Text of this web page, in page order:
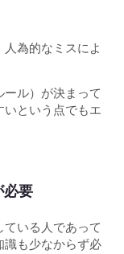
為的なミスによ
ール）が決まって
いという点でもエ
必要
いる人であって
識も少なからず必